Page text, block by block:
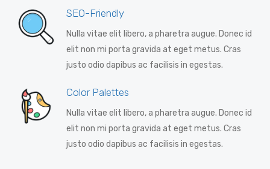
SEO-Friendly
Nulla vitae elit libero, a pharetra augue. Donec id
elit non mi porta gravida at eget metus. Cras
justo odio dapibus ac facilisis in egestas.
Color Palettes
Nulla vitae elit libero, a pharetra augue. Donec id
elit non mi porta gravida at eget metus. Cras
justo odio dapibus ac facilisis in egestas.